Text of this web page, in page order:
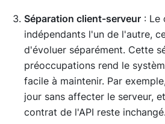
Séparation client-serveur : Le
indépendants l'un de l'autre,
d'évoluer séparément. Cette
préoccupations rend le
facile à maintenir. Par
jour sans affecter le serveur,
contrat de l'API reste inchangé.